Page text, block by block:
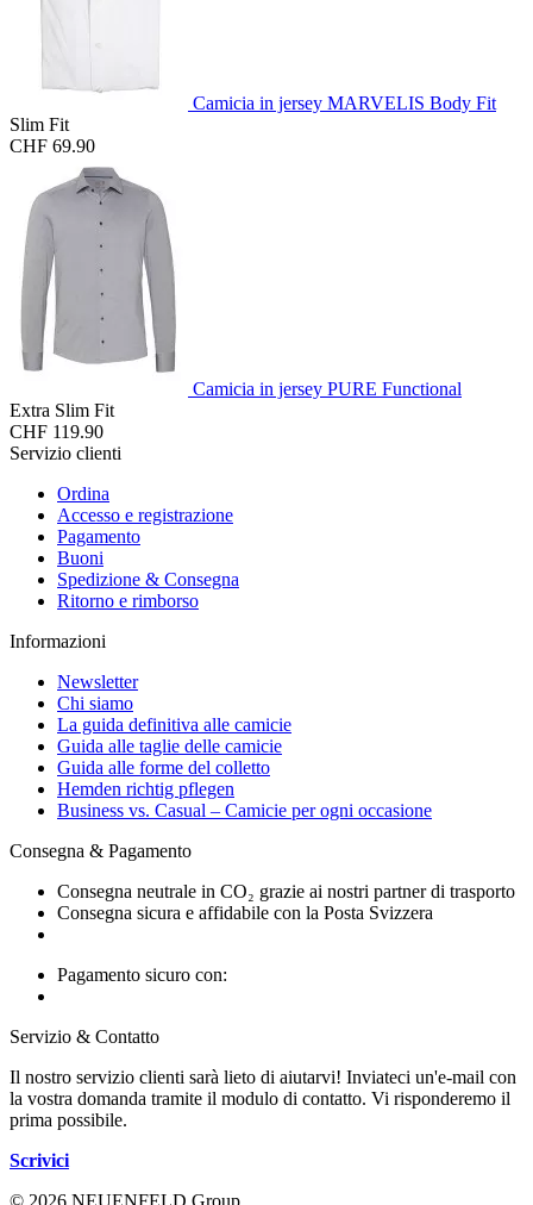
Camicia in jersey MARVELIS Body Fit
Slim Fit
CHF 69.90
Camicia in jersey PURE Functional
Extra Slim Fit
CHF 119.90
Servizio clienti
Ordina
Accesso e registrazione
Pagamento
Buoni
Spedizione & Consegna
Ritorno e rimborso
Informazioni
Newsletter
Chi siamo
La guida definitiva alle camicie
Guida alle taglie delle camicie
Guida alle forme del colletto
Hemden richtig pflegen
Business vs. Casual – Camicie per ogni occasione
Consegna & Pagamento
Consegna neutrale in CO₂ grazie ai nostri partner di trasporto
Consegna sicura e affidabile con la Posta Svizzera
Pagamento sicuro con:
Servizio & Contatto
Il nostro servizio clienti sarà lieto di aiutarvi! Inviateci un'e-mail con
la vostra domanda tramite il modulo di contatto. Vi risponderemo il
prima possibile.
Scrivici
© 2026 NEUENFELD Group